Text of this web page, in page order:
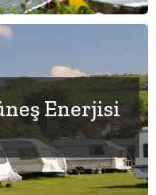
Enerjisi